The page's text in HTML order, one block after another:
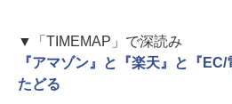
▼「TIMEMAP」で深読み
『アマゾン』と『楽天』と『
たどる